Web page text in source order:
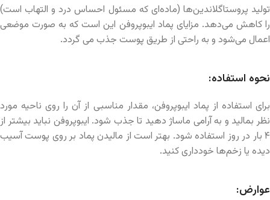
تولید پروستاگلاندین‌ها (ماده‌ای که مسئول احساس درد و التهاب است)
را کاهش می‌دهد. مزایای پماد ایبوپروفن این است که به صورت موضعی
اعمال می‌شود و به راحتی از طریق پوست جذب می گردد.
نحوه استفاده:
برای استفاده از پماد ایبوپروفن، مقدار مناسبی از آن را روی ناحیه مورد
نظر بمالید و به آرامی ماساژ دهید تا جذب شود. ایبوپروفن نباید بیشتر از
۴ بار در روز استفاده شود. بهتر است از مالیدن پماد بر روی پوست آسیب
دیده یا زخم‌ها خودداری کنید.
عوارض: